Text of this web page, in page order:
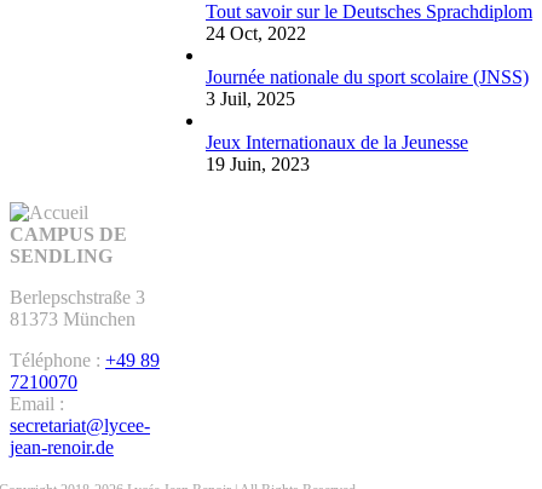
Tout savoir sur le Deutsches Sprachdiplom
24 Oct, 2022
Journée nationale du sport scolaire (JNSS)
3 Juil, 2025
Jeux Internationaux de la Jeunesse
19 Juin, 2023
CAMPUS DE
SENDLING
Berlepschstraße 3
81373 München
Téléphone : +49 89
7210070
Email :
secretariat@lycee-
jean-renoir.de